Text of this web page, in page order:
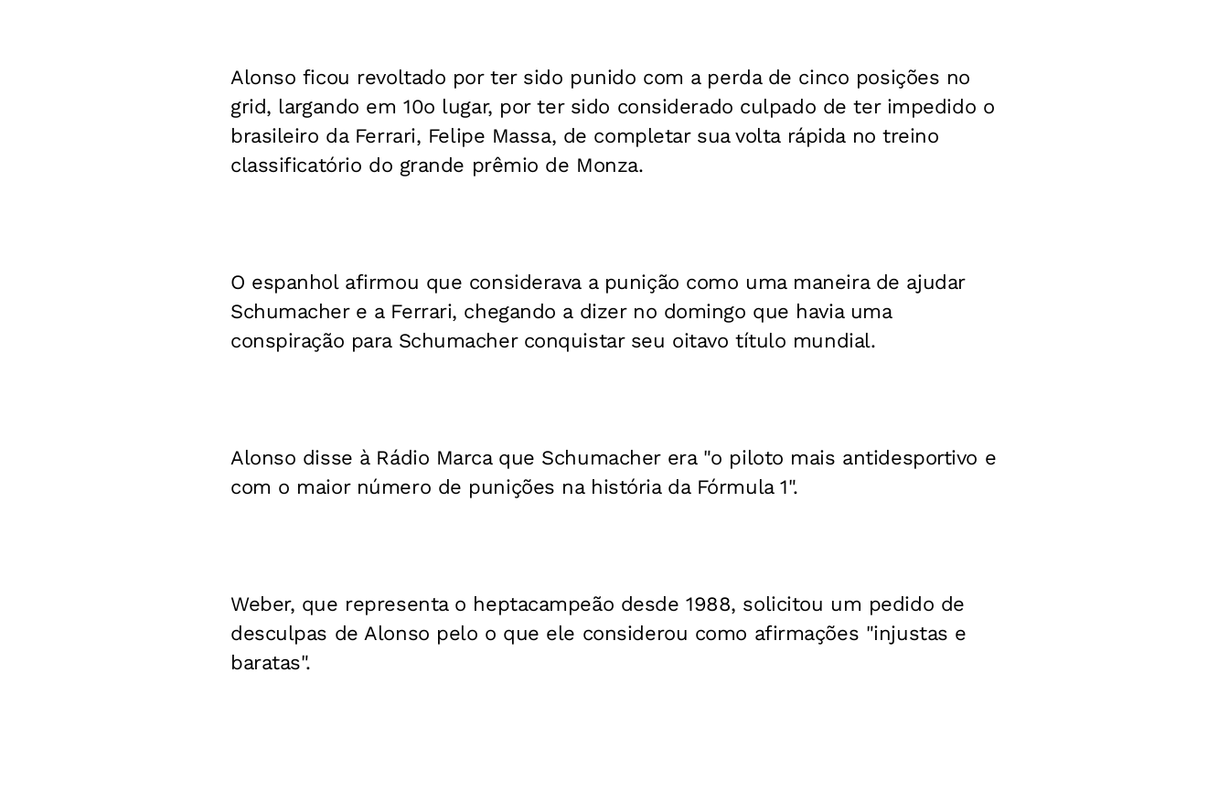
Alonso ficou revoltado por ter sido punido com a perda de cinco posições no
grid, largando em 10o lugar, por ter sido considerado culpado de ter impedido o
brasileiro da Ferrari, Felipe Massa, de completar sua volta rápida no treino
classificatório do grande prêmio de Monza.
O espanhol afirmou que considerava a punição como uma maneira de ajudar
Schumacher e a Ferrari, chegando a dizer no domingo que havia uma
conspiração para Schumacher conquistar seu oitavo título mundial.
Alonso disse à Rádio Marca que Schumacher era "o piloto mais antidesportivo e
com o maior número de punições na história da Fórmula 1".
Weber, que representa o heptacampeão desde 1988, solicitou um pedido de
desculpas de Alonso pelo o que ele considerou como afirmações "injustas e
baratas".